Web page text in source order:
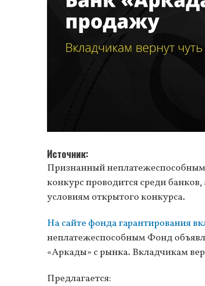
Источник
Признанный
конкурс проводится среди
условиям открытого конкурса.
На сайте фонда гарантирования
неплатежеспособным Фонд
«Аркады» с рынка. Вкладчикам
Предлагается: